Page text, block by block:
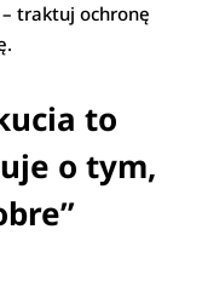
traktuj ochronę
to
o tym,